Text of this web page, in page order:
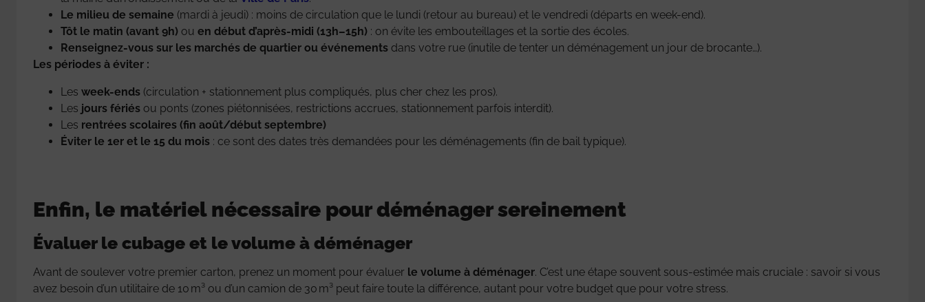
Le milieu de semaine (mardi à jeudi) : moins de circulation que le lundi (retour au bureau) et le vendredi (départs en week-end).
Tôt le matin (avant 9h) ou en début d’après-midi (13h–15h) : on évite les embouteillages et la sortie des écoles.
Renseignez-vous sur les marchés de quartier ou événements dans votre rue (inutile de tenter un déménagement un jour de brocante…).
Les périodes à éviter :
Les week-ends (circulation + stationnement plus compliqués, plus cher chez les pros).
Les jours fériés ou ponts (zones piétonnisées, restrictions accrues, stationnement parfois interdit).
Les rentrées scolaires (fin août/début septembre)
Éviter le 1er et le 15 du mois : ce sont des dates très demandées pour les déménagements (fin de bail typique).
Enfin, le matériel nécessaire pour déménager sereinement
Évaluer le cubage et le volume à déménager
Avant de soulever votre premier carton, prenez un moment pour évaluer le volume à déménager. C’est une étape souvent sous-estimée mais cruciale : savoir si vous
avez besoin d’un utilitaire de 10 m³ ou d’un camion de 30 m³ peut faire toute la différence, autant pour votre budget que pour votre stress.